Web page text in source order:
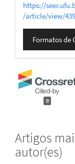
https://
/article/view/
Formatos de
0
Artigos
autor(es)